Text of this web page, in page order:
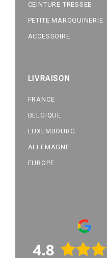
CEINTURE TRESSEE
PETITE MAROQUINERIE
ACCESSOIRE
LIVRAISON
FRANCE
BELGIQUE
LUXEMBOURG
ALLEMAGNE
EUROPE